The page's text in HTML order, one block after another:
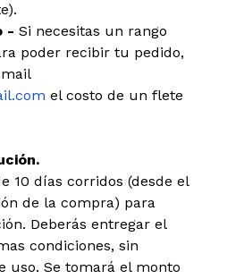
- Si necesitas un rango
poder recibir tu pedido,
el costo de un flete
10 días corridos (desde el
de la compra) para
Deberás entregar el
condiciones, sin
uso. Se tomará el monto